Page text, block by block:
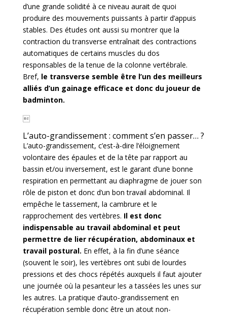
d’une grande solidité à ce niveau aurait de quoi
produire des mouvements puissants à partir d’appuis
stables. Des études ont aussi su montrer que la
contraction du transverse entraînait des contractions
automatiques de certains muscles du dos
responsables de la tenue de la colonne vertébrale.
Bref, le transverse semble être l’un des meilleurs
alliés d’un gainage efficace et donc du joueur de
badminton.

L’auto-grandissement : comment s’en passer… ?
L’auto-grandissement, c’est-à-dire l’éloignement
volontaire des épaules et de la tête par rapport au
bassin et/ou inversement, est le garant d’une bonne
respiration en permettant au diaphragme de jouer son
rôle de piston et donc d’un bon travail abdominal. Il
empêche le tassement, la cambrure et le
rapprochement des vertèbres. Il est donc
indispensable au travail abdominal et peut
permettre de lier récupération, abdominaux et
travail postural. En effet, à la fin d’une séance
(souvent le soir), les vertèbres ont subi de lourdes
pressions et des chocs répétés auxquels il faut ajouter
une journée où la pesanteur les a tassées les unes sur
les autres. La pratique d’auto-grandissement en
récupération semble donc être un atout non-